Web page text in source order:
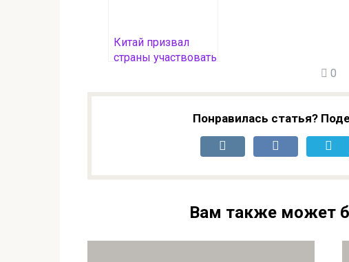
Китай призвал
страны участвовать
0
Понравилась статья?
Вам также может